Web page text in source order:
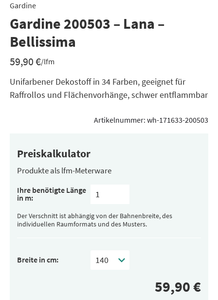
Gardine
Gardine 200503 – Lana –
Bellissima
59,90€/lfm
Unifarbener Dekostoff in 34 Farben, geeignet für
Raffrollos und Flächenvorhänge, schwer entflammbar
Artikelnummer: wh-171633-200503
Preiskalkulator
Produkte als lfm-Meterware
Ihre benötigte Länge
in m:
Der Verschnitt ist abhängig von der Bahnenbreite, des
individuellen Raumformats und des Musters.
Breite in cm: